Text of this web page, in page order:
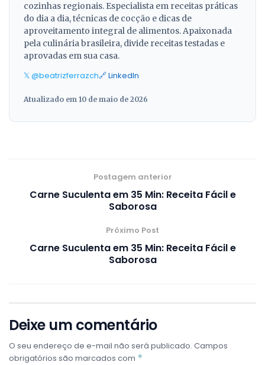
cozinhas regionais. Especialista em receitas práticas
do dia a dia, técnicas de cocção e dicas de
aproveitamento integral de alimentos. Apaixonada
pela culinária brasileira, divide receitas testadas e
aprovadas em sua casa.
𝕏 @beatrizferrazch🔗 LinkedIn
Atualizado em 10 de maio de 2026
Postagem anterior
Carne Suculenta em 35 Min: Receita Fácil e
Saborosa
Próximo Post
Carne Suculenta em 35 Min: Receita Fácil e
Saborosa
Deixe um comentário
O seu endereço de e-mail não será publicado. Campos
obrigatórios são marcados com *